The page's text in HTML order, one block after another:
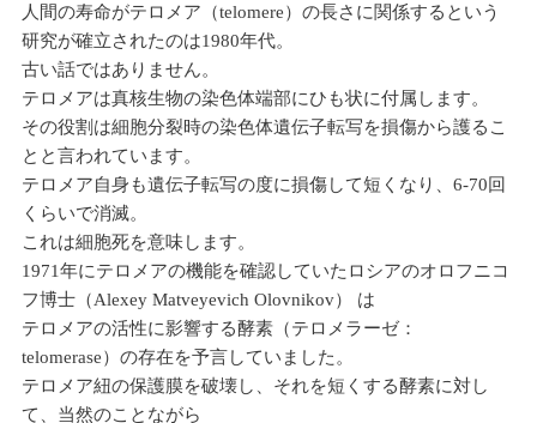
人間の寿命がテロメア（telomere）の長さに関係するという
研究が確立されたのは1980年代。
古い話ではありません。
テロメアは真核生物の染色体端部にひも状に付属します。
その役割は細胞分裂時の染色体遺伝子転写を損傷から護るこ
とと言われています。
テロメア自身も遺伝子転写の度に損傷して短くなり、6-70回
くらいで消滅。
これは細胞死を意味します。
1971年にテロメアの機能を確認していたロシアのオロフニコ
フ博士（Alexey Matveyevich Olovnikov） は
テロメアの活性に影響する酵素（テロメラーゼ：
telomerase）の存在を予言していました。
テロメア紐の保護膜を破壊し、それを短くする酵素に対し
て、当然のことながら